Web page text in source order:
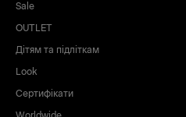
Sale
OUTLET
Дітям та підліткам
Look
Сертифікати